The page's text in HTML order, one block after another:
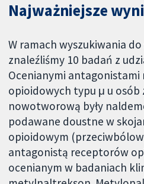
Najważniejsze
W ramach wyszukiwania
znaleźliśmy 10 badań z
Ocenianymi
opioidowych typu μ u osób
nowotworową były
podawane doustne w
opioidowym
antagonistą receptorów
ocenianym w badaniach